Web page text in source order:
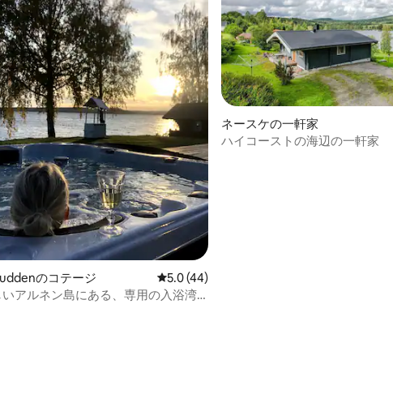
星中4.95つ星の平均評価
のコテージ レビュー44件、5つ星中5.0つ星の平均評価
5.0 (44)
いアルネン島にある、専用の入浴湾
ネースケの一軒家
ハイコーストの海辺の一軒家